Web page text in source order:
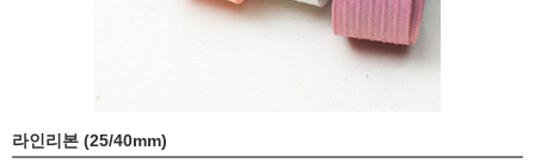
라인리본 (25/40mm)